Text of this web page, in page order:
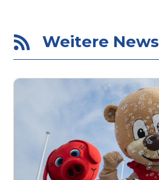
 Weitere News